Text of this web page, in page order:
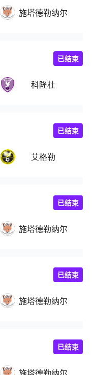
施塔德勒纳尔
科隆杜
已结束
艾格勒
已结束
施塔德勒纳尔
已结束
施塔德勒纳尔
已结束
已结束